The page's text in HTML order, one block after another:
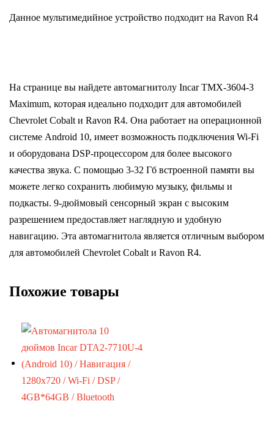
Данное мультимедийное устройство подходит на Ravon R4
На странице вы найдете автомагнитолу Incar TMX-3604-3
Maximum, которая идеально подходит для автомобилей
Chevrolet Cobalt и Ravon R4. Она работает на операционной
системе Android 10, имеет возможность подключения Wi-Fi
и оборудована DSP-процессором для более высокого
качества звука. С помощью 3-32 Гб встроенной памяти вы
можете легко сохранить любимую музыку, фильмы и
подкасты. 9-дюймовый сенсорный экран с высоким
разрешением предоставляет наглядную и удобную
навигацию. Эта автомагнитола является отличным выбором
для автомобилей Chevrolet Cobalt и Ravon R4.
Похожие товары